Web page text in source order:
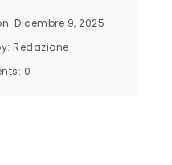
Dicembre 9, 2025
Redazione
0